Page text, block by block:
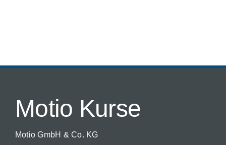
Motio Kurse
Motio GmbH & Co. KG